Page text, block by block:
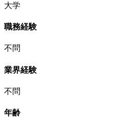
大学
職務経験
不問
業界経験
不問
年齢